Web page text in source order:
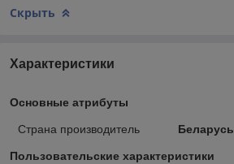
Скрыть
Характеристики
Основные атрибуты
Страна производитель Беларусь
Пользовательские характеристики